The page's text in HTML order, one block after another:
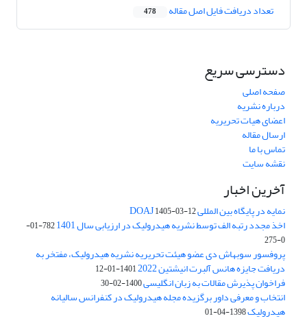
تعداد دریافت فایل اصل مقاله 478
دسترسی سریع
صفحه اصلی
درباره نشریه
اعضای هیات تحریریه
ارسال مقاله
تماس با ما
نقشه سایت
آخرین اخبار
نمایه در پایگاه بین المللی DOAJ1405-03-12
اخذ مجدد رتبه الف توسط نشریه هیدرولیک در ارزیابی سال 1401
782-01-
0-275
پروفسور سوبهاش دی عضو هیئت تحریریه نشریه هیدرولیک، مفتخر به
دریافت جایزه هانس آلبرت انیشتین 2022 1401-01-12
فراخوان پذیرش مقالات به زبان انگلیسی1400-02-30
انتخاب و معرفی داور برگزیده مجله هیدرولیک در کنفرانس سالیانه
هیدرولیک1398-04-01